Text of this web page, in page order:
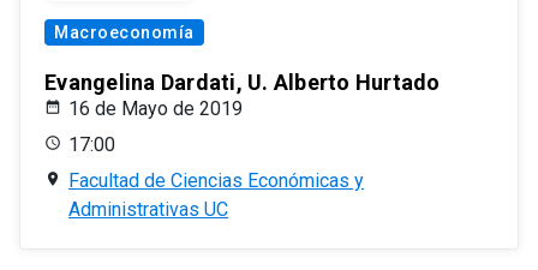
Macroeconomía
Evangelina Dardati, U. Alberto Hurtado
16 de Mayo de 2019
17:00
Facultad de Ciencias Económicas y
Administrativas UC